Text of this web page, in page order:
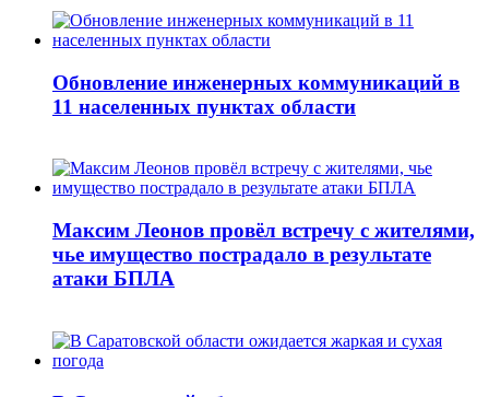
Обновление инженерных коммуникаций в
11 населенных пунктах области
Максим Леонов провёл встречу с жителями,
чье имущество пострадало в результате
атаки БПЛА